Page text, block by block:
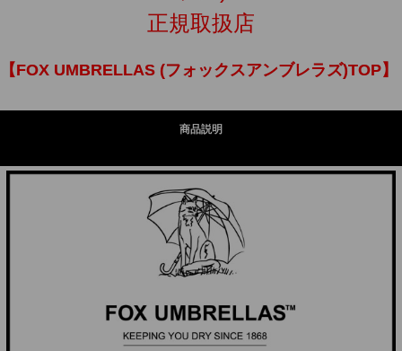
正規取扱店
【FOX UMBRELLAS (フォックスアンブレラズ)TOP】
商品説明